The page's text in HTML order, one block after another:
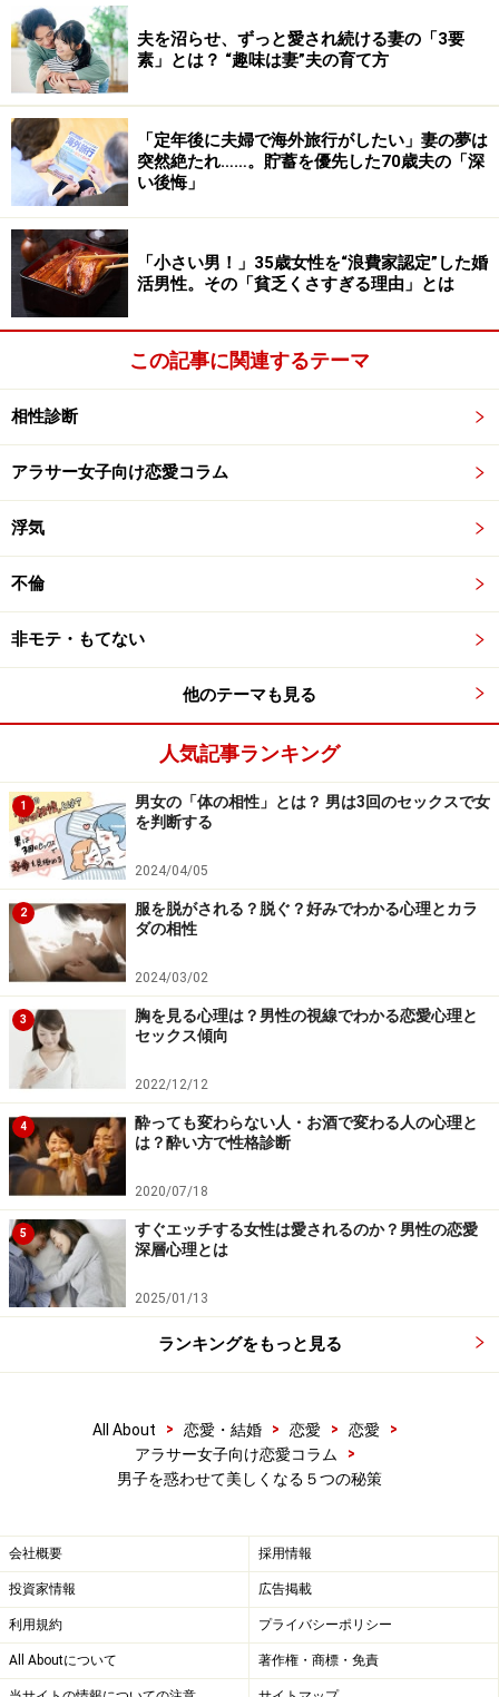
夫を沼らせ、ずっと愛され続ける妻の「3要
素」とは？ “趣味は妻”夫の育て方
「定年後に夫婦で海外旅行がしたい」妻の夢は
突然絶たれ……。貯蓄を優先した70歳夫の「深
い後悔」
「小さい男！」35歳女性を“浪費家認定”した婚
活男性。その「貧乏くさすぎる理由」とは
この記事に関連するテーマ
相性診断
アラサー女子向け恋愛コラム
浮気
不倫
非モテ・もてない
他のテーマも見る
人気記事ランキング
1
男女の「体の相性」とは？ 男は3回のセックスで女
を判断する
2024/04/05
2
服を脱がされる？脱ぐ？好みでわかる心理とカラ
ダの相性
2024/03/02
3
胸を見る心理は？男性の視線でわかる恋愛心理と
セックス傾向
2022/12/12
4
酔っても変わらない人・お酒で変わる人の心理と
は？酔い方で性格診断
2020/07/18
5
すぐエッチする女性は愛されるのか？男性の恋愛
深層心理とは
2025/01/13
ランキングをもっと見る
All About > 恋愛・結婚 > 恋愛 > 恋愛
>
アラサー女子向け恋愛コラム
>
男子を惑わせて美しくなる５つの秘策
会社概要 採用情報
投資家情報 広告掲載
利用規約 プライバシーポリシー
All Aboutについて 著作権・商標・免責